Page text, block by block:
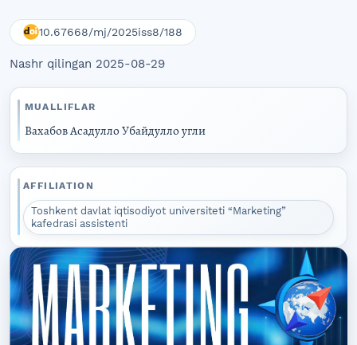
10.67668/mj/2025iss8/188
Nashr qilingan 2025-08-29
MUALLIFLAR
Вахабов Асадулло Убайдулло угли
AFFILIATION
Toshkent davlat iqtisodiyot universiteti “Marketing”
kafedrasi assistenti